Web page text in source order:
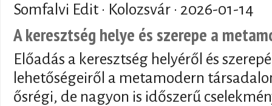
Somfalvi Edit · Kolozsvár · 2026-01-14
A keresztség helye és szerepe a
Előadás a keresztség helyéről és
lehetőségeiről a metamodern
ősrégi, de nagyon is időszerű